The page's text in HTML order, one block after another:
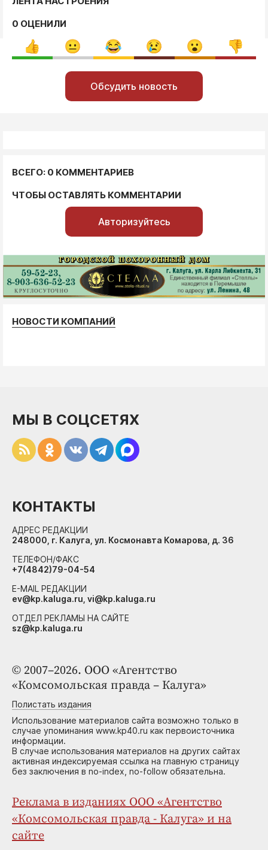
0 ОЦЕНИЛИ
Обсудить новость
ВСЕГО: 0 КОММЕНТАРИЕВ
ЧТОБЫ ОСТАВЛЯТЬ КОММЕНТАРИИ
Авторизуйтесь
НОВОСТИ КОМПАНИЙ
© 2007–2026. ООО «Агентство
«Комсомольская правда – Калуга»
Полистать издания
Использование материалов сайта возможно только в
случае упоминания www.kp40.ru как первоисточника
информации.
В случае использования материалов на других сайтах
активная индексируемая ссылка на главную страницу
без заключения в no-index, no-follow обязательна.
Реклама в изданиях ООО «Агентство
«Комсомольская правда - Калуга» и на
сайте
МЫ В СОЦСЕТЯХ
КОНТАКТЫ
АДРЕС РЕДАКЦИИ
248000, г. Калуга, ул. Космонавта Комарова, д. 36
ТЕЛЕФОН/ФАКС
+7(4842)79-04-54
E-MAIL РЕДАКЦИИ
ev@kp.kaluga.ru, vi@kp.kaluga.ru
ОТДЕЛ РЕКЛАМЫ НА САЙТЕ
sz@kp.kaluga.ru